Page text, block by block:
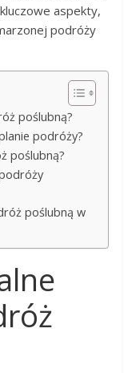
aspekty,
podróży
poślubną?
podróży?
poślubną?
poślubną w